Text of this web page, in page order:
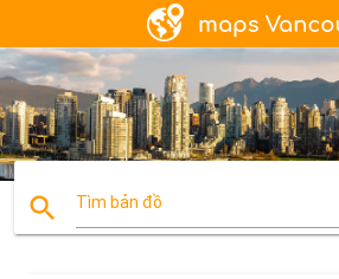
search Tìm bản đồ